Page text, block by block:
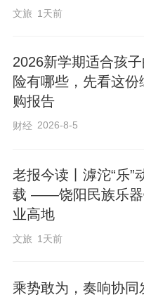
文旅 1天前
2026新学期适合孩
险有哪些，先看这份
购报告
财经 2026-8-5
老报今读丨滹沱“乐”
载 ——饶阳民族乐器
业高地
文旅 1天前
乘势敢为，奏响协同